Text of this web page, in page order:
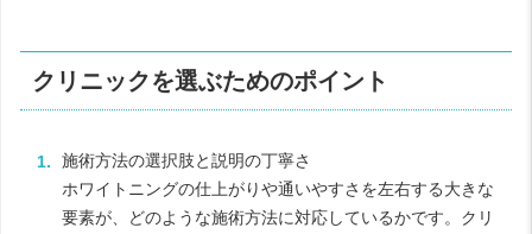
クリニックを選ぶためのポイント
施術方法の選択肢と説明の丁寧さ
ホワイトニングの仕上がりや通いやすさを左右する大きな
要素が、どのような施術方法に対応しているかです。クリ